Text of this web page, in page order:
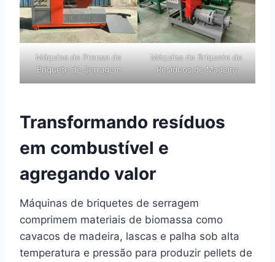
Máquina de Prensa de
Briquete de Serragem
Máquina de Briquete de
Resíduos de Madeira
Transformando resíduos
em combustível e
agregando valor
Máquinas de briquetes de serragem
comprimem materiais de biomassa como
cavacos de madeira, lascas e palha sob alta
temperatura e pressão para produzir pellets de